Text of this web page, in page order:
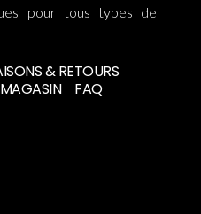
pour tous types de
& RETOURS
FAQ